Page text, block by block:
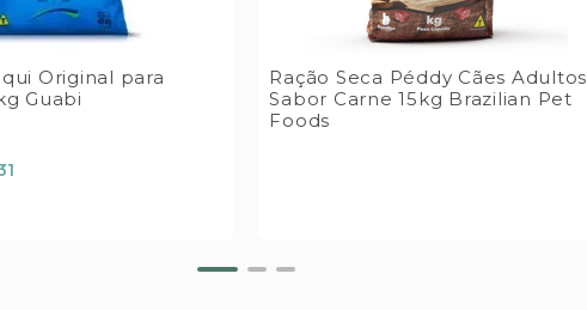
Original para
Guabi
Ração Seca Péddy Cães Adultos
Sabor Carne 15kg Brazilian Pet
Foods